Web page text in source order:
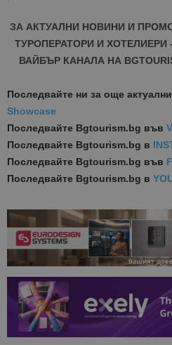
ЗА АКТУАЛНИ НОВИНИ И
ТУРОПЕРАТОРИ И
ВАЙБЪР КАНАЛА НА
Последвайте ни за още
Showcase
Последвайте Bgtourism.bg във
Последвайте Bgtourism.bg в
Последвайте Bgtourism.bg във
Последвайте Bgtourism.bg в